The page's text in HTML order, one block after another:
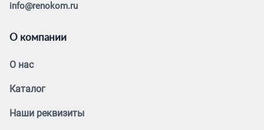
info@renokom.ru
О компании
О нас
Каталог
Наши реквизиты